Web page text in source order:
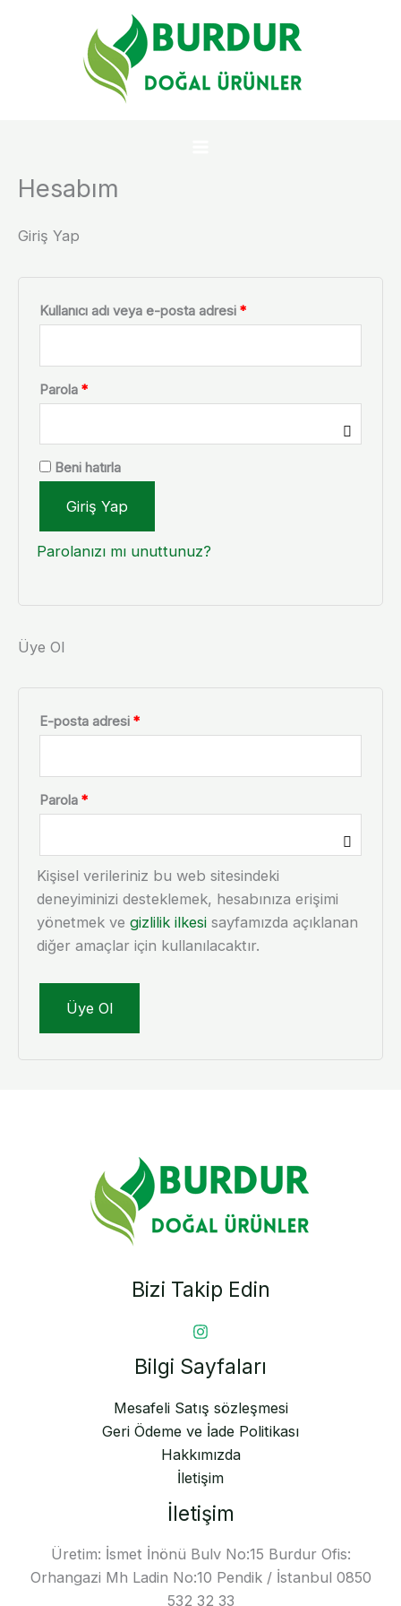
Hesabım
Giriş Yap
Kullanıcı adı veya e-posta adresi *
Parola *
Beni hatırla
Giriş Yap
Parolanızı mı unuttunuz?
Üye Ol
E-posta adresi *
Parola *
Kişisel verileriniz bu web sitesindeki
deneyiminizi desteklemek, hesabınıza erişimi
yönetmek ve gizlilik ilkesi sayfamızda açıklanan
diğer amaçlar için kullanılacaktır.
Üye Ol
Bizi Takip Edin
Bilgi Sayfaları
Mesafeli Satış sözleşmesi
Geri Ödeme ve İade Politikası
Hakkımızda
İletişim
İletişim
Üretim: İsmet İnönü Bulv No:15 Burdur Ofis:
Orhangazi Mh Ladin No:10 Pendik / İstanbul 0850
532 32 33